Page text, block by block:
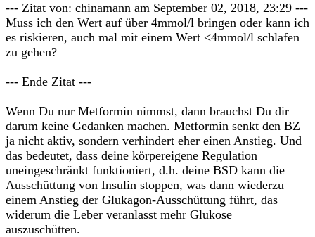
--- Zitat von: chinamann am September 02, 2018, 23:29 ---
Muss ich den Wert auf über 4mmol/l bringen oder kann ich
es riskieren, auch mal mit einem Wert <4mmol/l schlafen
zu gehen?
--- Ende Zitat ---
Wenn Du nur Metformin nimmst, dann brauchst Du dir
darum keine Gedanken machen. Metformin senkt den BZ
ja nicht aktiv, sondern verhindert eher einen Anstieg. Und
das bedeutet, dass deine körpereigene Regulation
uneingeschränkt funktioniert, d.h. deine BSD kann die
Ausschüttung von Insulin stoppen, was dann wiederzu
einem Anstieg der Glukagon-Ausschüttung führt, das
widerum die Leber veranlasst mehr Glukose
auszuschütten.